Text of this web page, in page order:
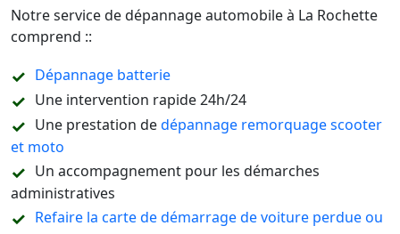
Notre service de dépannage automobile à La Rochette
comprend ::
Dépannage batterie
Une intervention rapide 24h/24
Une prestation dedépannage remorquage scooter
et moto
Un accompagnement pour les démarches
administratives
Refaire la carte de démarrage de voiture perdue ou